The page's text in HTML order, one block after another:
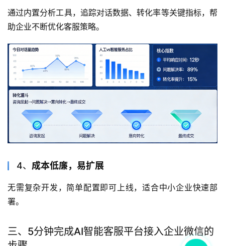
通过内置分析工具，追踪对话数据、转化率等关键指标，帮
助企业不断优化客服策略。
4、 成本低廉，易扩展
无需复杂开发，简单配置即可上线，适合中小企业快速部
署。
三、5分钟完成AI智能客服平台接入企业微信的